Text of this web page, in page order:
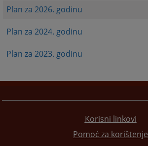
Plan za 2026. godinu
Plan za 2024. godinu
Plan za 2023. godinu
Korisni linkovi
Pomoć za korištenje